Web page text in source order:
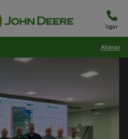
ligar
Alterar